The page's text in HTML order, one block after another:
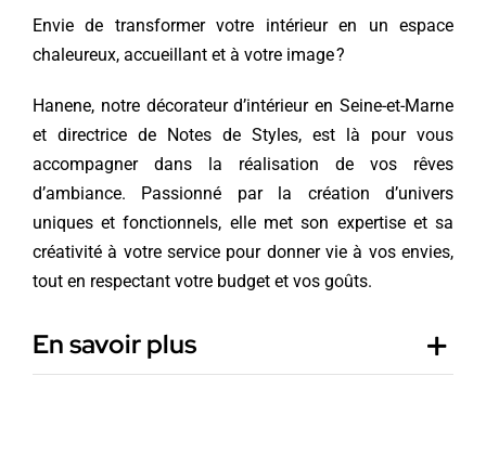
Envie de transformer votre intérieur en un espace
chaleureux, accueillant et à votre image ?
Hanene, notre décorateur d’intérieur en Seine-et-Marne
et directrice de Notes de Styles, est là pour vous
accompagner dans la réalisation de vos rêves
d’ambiance. Passionné par la création d’univers
uniques et fonctionnels, elle met son expertise et sa
créativité à votre service pour donner vie à vos envies,
tout en respectant votre budget et vos goûts.
En savoir plus